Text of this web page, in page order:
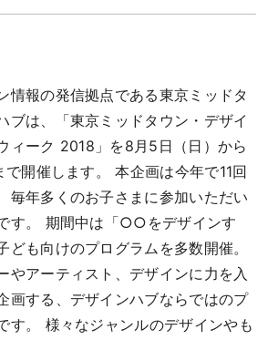
情報の発信拠点である東京ミッドタ
ブは、「東京ミッドタウン・デザイ
ィーク 2018」を8月5日（日）から
開催します。 本企画は今年で11回
毎年多くのお子さまに参加いただい
す。 期間中は「○○をデザインす
ども向けのプログラムを多数開催。
やアーティスト、デザインに力を入
画する、デザインハブならではのプ
す。 様々なジャンルのデザインやも